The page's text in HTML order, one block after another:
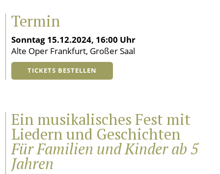
Ein musikalisches Fest mit
Liedern und Geschichten
Für Familien und Kinder ab 5
Jahren
Termin
Sonntag 15.12.2024, 16:00 Uhr
Alte Oper Frankfurt, Großer Saal
TICKETS BESTELLEN